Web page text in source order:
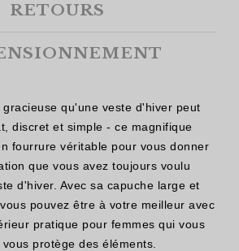
RETOURS
qu'une veste d'hiver peut
discret et simple - ce magnifique
fourrure véritable pour vous donner
que vous avez toujours voulu
d'hiver. Avec sa capuche large et
pouvez être à votre meilleur avec
pratique pour femmes qui vous
protège des éléments.